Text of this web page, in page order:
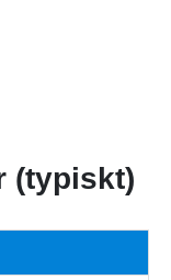
(typiskt)